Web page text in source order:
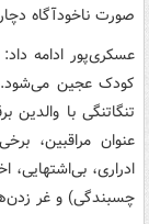
صورت ناخودآگاه
عسکری‌پور ادامه
کودک عجین می‌شود.
تنگاتنگی با
عنوان مراقبین،
ادراری،
چسبندگی) و غر